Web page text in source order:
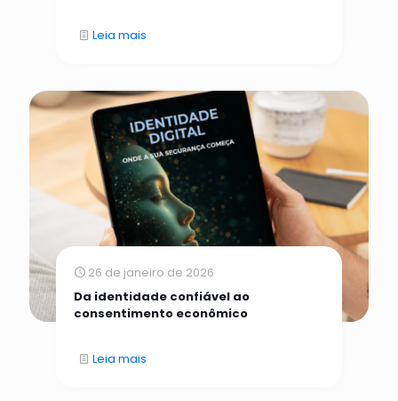
Leia mais
26 de janeiro de 2026
Da identidade confiável ao
consentimento econômico
Leia mais